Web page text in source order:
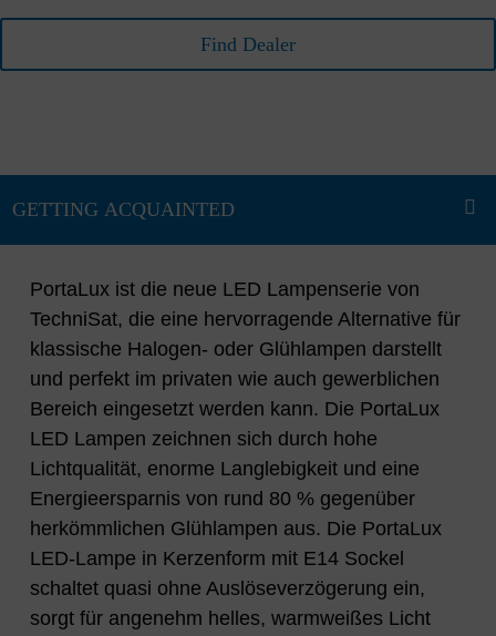
Find Dealer
PortaLux ist die neue LED Lampenserie von
TechniSat, die eine hervorragende Alternative für
klassische Halogen- oder Glühlampen darstellt
und perfekt im privaten wie auch gewerblichen
Bereich eingesetzt werden kann. Die PortaLux
LED Lampen zeichnen sich durch hohe
Lichtqualität, enorme Langlebigkeit und eine
Energieersparnis von rund 80 % gegenüber
herkömmlichen Glühlampen aus. Die PortaLux
LED-Lampe in Kerzenform mit E14 Sockel
schaltet quasi ohne Auslöseverzögerung ein,
sorgt für angenehm helles, warmweißes Licht